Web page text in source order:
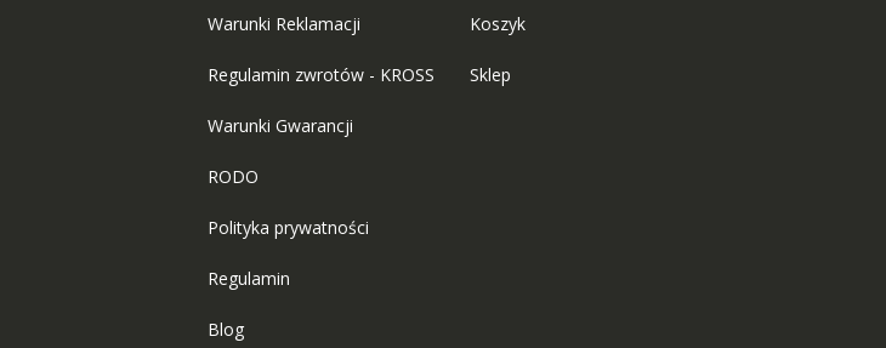
Warunki Reklamacji
Regulamin zwrotów - KROSS
Warunki Gwarancji
RODO
Polityka prywatności
Regulamin
Blog
Koszyk
Sklep